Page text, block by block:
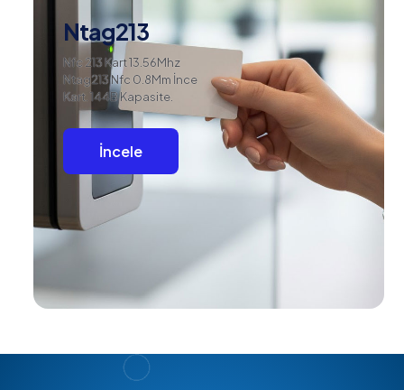
Ntag213
Nfc 213 Kart 13.56Mhz
Ntag213 Nfc 0.8Mm İnce
Kart. 144B Kapasite.
İncele